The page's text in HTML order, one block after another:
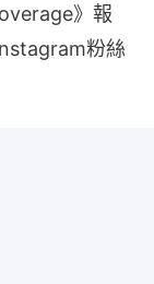
》報
粉絲